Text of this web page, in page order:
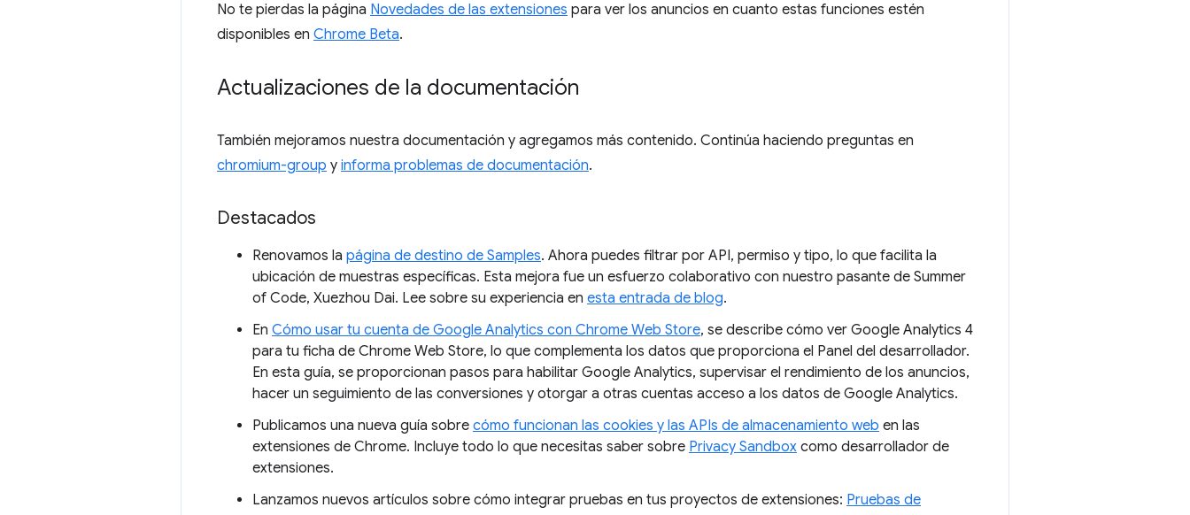
No te pierdas la página Novedades de las extensiones para ver los anuncios en cuanto estas funciones estén
disponibles en Chrome Beta.
Actualizaciones de la documentación
También mejoramos nuestra documentación y agregamos más contenido. Continúa haciendo preguntas en
chromium-group y informa problemas de documentación.
Destacados
Renovamos la página de destino de Samples. Ahora puedes filtrar por API, permiso y tipo, lo que facilita la
ubicación de muestras específicas. Esta mejora fue un esfuerzo colaborativo con nuestro pasante de Summer
of Code, Xuezhou Dai. Lee sobre su experiencia en esta entrada de blog.
En Cómo usar tu cuenta de Google Analytics con Chrome Web Store, se describe cómo ver Google Analytics 4
para tu ficha de Chrome Web Store, lo que complementa los datos que proporciona el Panel del desarrollador.
En esta guía, se proporcionan pasos para habilitar Google Analytics, supervisar el rendimiento de los anuncios,
hacer un seguimiento de las conversiones y otorgar a otras cuentas acceso a los datos de Google Analytics.
Publicamos una nueva guía sobre cómo funcionan las cookies y las APIs de almacenamiento web en las
extensiones de Chrome. Incluye todo lo que necesitas saber sobre Privacy Sandbox como desarrollador de
extensiones.
Lanzamos nuevos artículos sobre cómo integrar pruebas en tus proyectos de extensiones: Pruebas de